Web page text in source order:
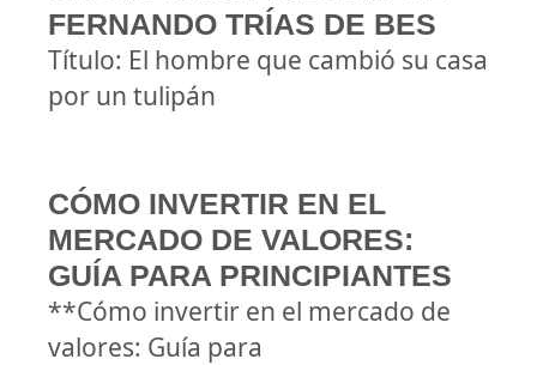
FERNANDO TRÍAS DE BES
Título: El hombre que cambió su casa
por un tulipán
CÓMO INVERTIR EN EL
MERCADO DE VALORES:
GUÍA PARA PRINCIPIANTES
**Cómo invertir en el mercado de
valores: Guía para